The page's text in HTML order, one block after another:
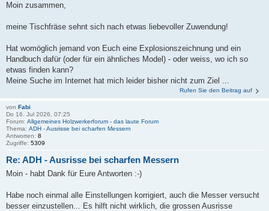
Moin zusammen,
meine Tischfräse sehnt sich nach etwas liebevoller Zuwendung!
Hat womöglich jemand von Euch eine Explosionszeichnung und ein
Handbuch dafür (oder für ein ähnliches Model) - oder weiss, wo ich so
etwas finden kann?
Meine Suche im Internet hat mich leider bisher nicht zum Ziel ...
Rufen Sie den Beitrag auf
von Fabi
Do 16. Jul 2026, 07:25
Forum: Allgemeines Holzwerkerforum - das laute Forum
Thema: ADH - Ausrisse bei scharfen Messern
Antworten: 8
Zugriffe: 5309
Re: ADH - Ausrisse bei scharfen Messern
Moin - habt Dank für Eure Antworten :-)
Habe noch einmal alle Einstellungen korrigiert, auch die Messer versucht
besser einzustellen... Es hilft nicht wirklich, die grossen Ausrisse